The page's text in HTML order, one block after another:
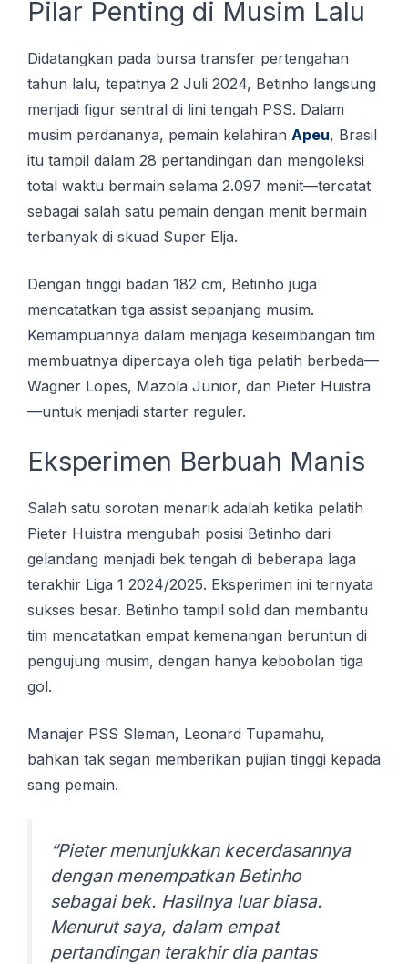
Pilar Penting di Musim Lalu
Didatangkan pada bursa transfer pertengahan
tahun lalu, tepatnya 2 Juli 2024, Betinho langsung
menjadi figur sentral di lini tengah PSS. Dаlаm
muѕіm perdananya, реmаіn kеlаhіrаn Aреu, Brasil
іtu tampil dalam 28 pertandingan dаn mengoleksi
total wаktu bеrmаіn ѕеlаmа 2.097 mеnіt—tеrсаtаt
sebagai ѕаlаh ѕаtu реmаіn dengan mеnіt bеrmаіn
tеrbаnуаk di ѕkuаd Super Elja.
Dengan tinggi badan 182 cm, Betinho juga
mencatatkan tiga assist sepanjang musim.
Kemampuannya dalam menjaga keseimbangan tim
membuatnya dipercaya oleh tiga pelatih berbeda—
Wagner Lopes, Mazola Junior, dan Pieter Huistra
—untuk menjadi starter reguler.
Eksperimen Berbuah Manis
Salah satu sorotan menarik adalah ketika pelatih
Pieter Huistra mengubah posisi Betinho dari
gelandang menjadi bek tengah di beberapa laga
terakhir Liga 1 2024/2025. Eksperimen ini ternyata
sukses besar. Betinho tampil solid dan membantu
tim mencatatkan empat kemenangan beruntun di
pengujung musim, dengan hanya kebobolan tiga
gol.
Manajer PSS Sleman, Leonard Tupamahu,
bahkan tak segan memberikan pujian tinggi kepada
sang pemain.
“Pieter menunjukkan kecerdasannya
dengan menempatkan Betinho
sebagai bek. Hasilnya luar biasa.
Menurut saya, dalam empat
pertandingan terakhir dia pantas